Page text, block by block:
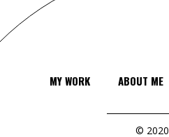
MY WORK ABOUT ME
© 2020